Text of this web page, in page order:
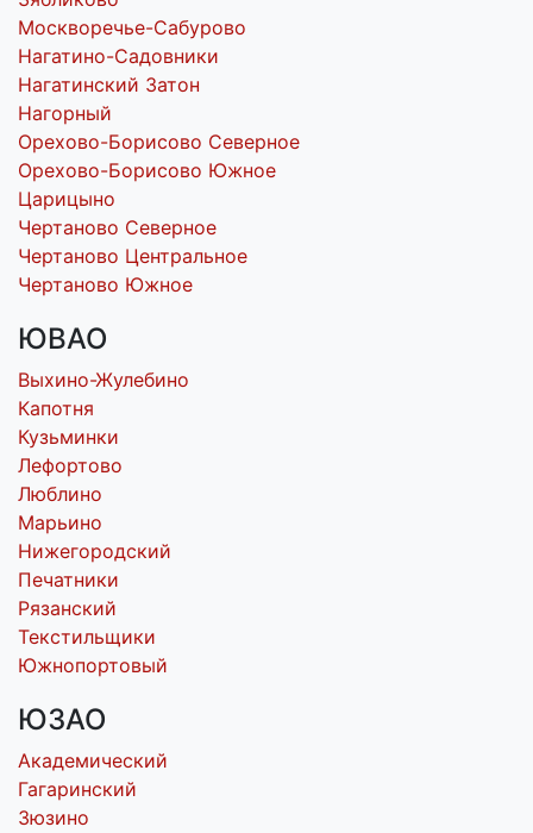
Москворечье-Сабурово
Нагатино-Садовники
Нагатинский Затон
Нагорный
Орехово-Борисово Северное
Орехово-Борисово Южное
Царицыно
Чертаново Северное
Чертаново Центральное
Чертаново Южное
ЮВАО
Выхино-Жулебино
Капотня
Кузьминки
Лефортово
Люблино
Марьино
Нижегородский
Печатники
Рязанский
Текстильщики
Южнопортовый
ЮЗАО
Академический
Гагаринский
Зюзино